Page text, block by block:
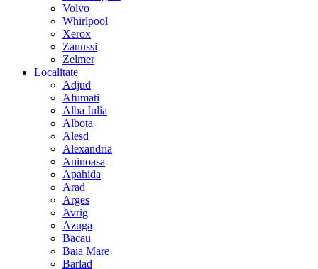
Volvo
Whirlpool
Xerox
Zanussi
Zelmer
Localitate
Adjud
Afumati
Alba Iulia
Albota
Alesd
Alexandria
Aninoasa
Apahida
Arad
Arges
Avrig
Azuga
Bacau
Baia Mare
Barlad